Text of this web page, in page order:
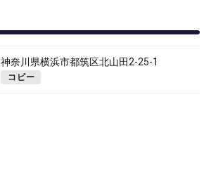
神奈川県横浜市都筑区北山田2-25-1
コピー